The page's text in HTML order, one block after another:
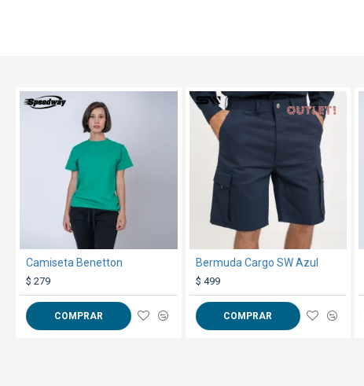
TEXTTRANSPARENTE
Camiseta Benetton
$ 279
COMPRAR
TEXTTRANSPARENTEOUT
Bermuda Cargo SW Azul
$ 499
COMPRAR